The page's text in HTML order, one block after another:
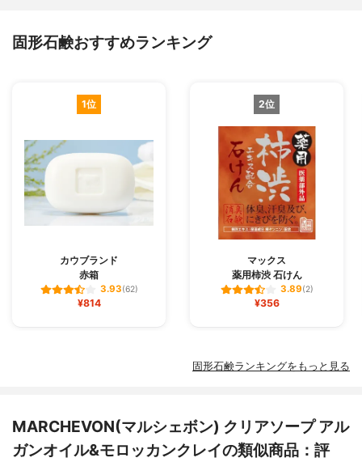
固形石鹸おすすめランキング
1位
カウブランド
赤箱
3.93(62)
¥814
2位
マックス
薬用柿渋 石けん
3.89(2)
¥356
固形石鹸ランキングをもっと見る
MARCHEVON(マルシェボン) クリアソープ アル
ガンオイル&モロッカンクレイの類似商品：評